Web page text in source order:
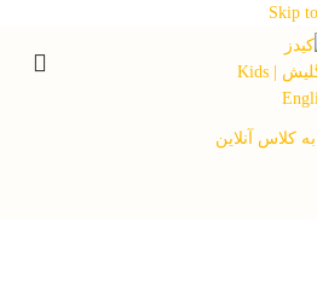
Skip
کلاس آنلاین